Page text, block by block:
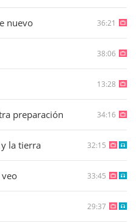
nuevo 36:21
38:06
13:28
preparación 34:16
la tierra 32:15
33:45
29:37